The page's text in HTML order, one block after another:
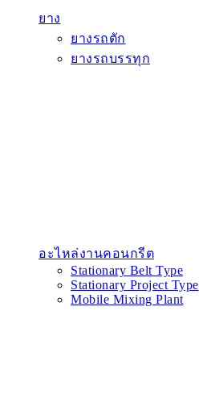
ยาง
ยางรถตัก
ยางรถบรรทุก
อะไหล่งานคอนกรีต
Stationary Belt Type
Stationary Project Type
Mobile Mixing Plant